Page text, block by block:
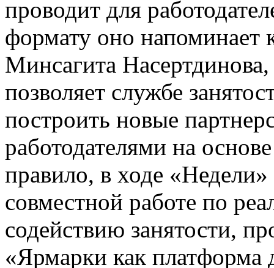
проводит для
формату оно напоминает
Минсагита
позволяет службе
построить новые
работодателями на
правило, в ходе
совместной работе по
содействию занятости,
«Ярмарки как платформа